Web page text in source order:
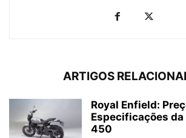
ARTIGOS
Royal Enfield:
Especificações
450